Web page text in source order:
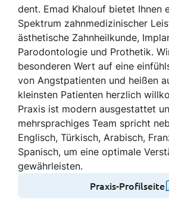
dent. Emad Khalouf bietet Ihnen
Spektrum zahnmedizinischer
ästhetische Zahnheilkunde,
Parodontologie und Prothetik.
besonderen Wert auf eine
von Angstpatienten und heißen
kleinsten Patienten herzlich
Praxis ist modern ausgestattet
mehrsprachiges Team spricht
Englisch, Türkisch, Arabisch,
Spanisch, um eine optimale
gewährleisten.
Praxis-Profilseite